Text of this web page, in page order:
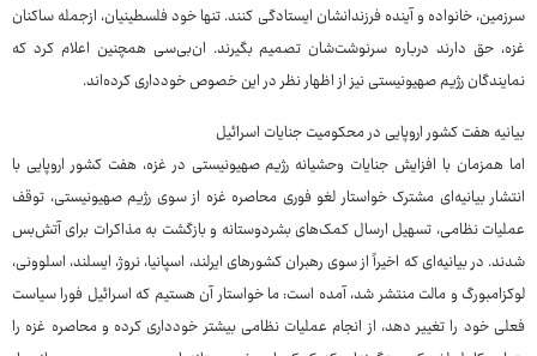
سرزمین، خانواده و آینده فرزندانشان ایستادگی کنند. تنها خود فلسطینیان، ازجمله ساکنان
غزه، حق دارند درباره سرنوشت‌شان تصمیم بگیرند. ان‌بی‌سی همچنین اعلام کرد که
نمایندگان رژیم صهیونیستی نیز از اظهار نظر در این خصوص خودداری کرده‌اند.
بیانیه هفت کشور اروپایی در محکومیت جنایات اسرائیل
اما همزمان با افزایش جنایات وحشیانه رژیم صهیونیستی در غزه، هفت کشور اروپایی با
انتشار بیانیه‌ای مشترک خواستار لغو فوری محاصره غزه از سوی رژیم صهیونیستی، توقف
عملیات نظامی، تسهیل ارسال کمک‌های بشردوستانه و بازگشت به مذاکرات برای آتش‌بس
شدند. در بیانیه‌ای که اخیراً از سوی رهبران کشورهای ایرلند، اسپانیا، نروژ، ایسلند، اسلوونی،
لوکزامبورگ و مالت منتشر شد، آمده است: ما خواستار آن هستیم که اسرائیل فورا سیاست
فعلی خود را تغییر دهد، از انجام عملیات نظامی بیشتر خودداری کرده و محاصره غزه را